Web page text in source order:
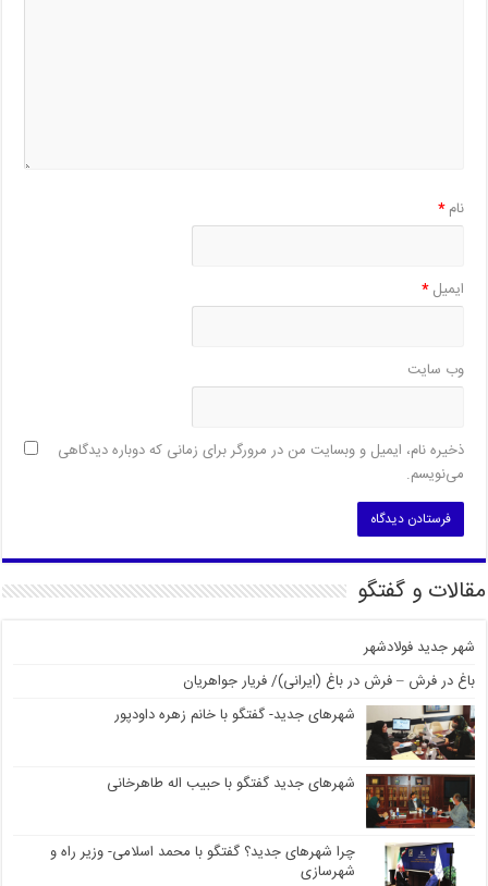
نام*
ایمیل*
وب‌ سایت
ذخیره نام، ایمیل و وبسایت من در مرورگر برای زمانی که دوباره دیدگاهی
می‌نویسم.
مقالات و گفتگو
شهر جدید فولادشهر
باغ در فرش – فرش در باغ (ایرانی)/ فریار جواهریان
شهرهای جدید- گفتگو با خانم زهره داودپور
شهرهای جدید گفتگو با حبیب اله طاهرخانی
چرا شهرهای جدید؟ گفتگو با محمد اسلامی- وزیر راه و
شهرسازی